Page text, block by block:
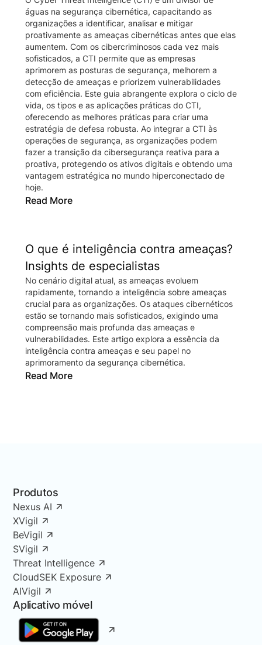
águas na segurança cibernética, capacitando as
organizações a identificar, analisar e mitigar
proativamente as ameaças cibernéticas antes que elas
aumentem. Com os cibercriminosos cada vez mais
sofisticados, a CTI permite que as empresas
aprimorem as posturas de segurança, melhorem a
detecção de ameaças e priorizem vulnerabilidades
com eficiência. Este guia abrangente explora o ciclo de
vida, os tipos e as aplicações práticas do CTI,
oferecendo as melhores práticas para criar uma
estratégia de defesa robusta. Ao integrar a CTI às
operações de segurança, as organizações podem
fazer a transição da cibersegurança reativa para a
proativa, protegendo os ativos digitais e obtendo uma
vantagem estratégica no mundo hiperconectado de
hoje.
Read More
O que é inteligência contra ameaças?
Insights de especialistas
No cenário digital atual, as ameaças evoluem
rapidamente, tornando a inteligência sobre ameaças
crucial para as organizações. Os ataques cibernéticos
estão se tornando mais sofisticados, exigindo uma
compreensão mais profunda das ameaças e
vulnerabilidades. Este artigo explora a essência da
inteligência contra ameaças e seu papel no
aprimoramento da segurança cibernética.
Read More
Produtos
Nexus AI
XVigil
BeVigil
SVigil
Threat Intelligence
CloudSEK Exposure
AIVigil
Aplicativo móvel